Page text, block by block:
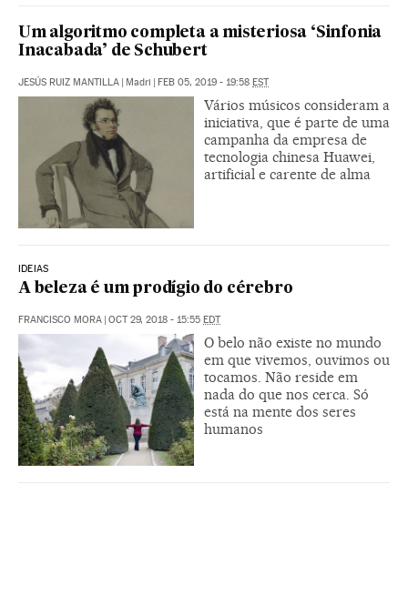
Um algoritmo completa a misteriosa ‘Sinfonia
Inacabada’ de Schubert
JESÚS RUIZ MANTILLA | Madri | FEB 05, 2019 - 19:58 EST
Vários músicos consideram a
iniciativa, que é parte de uma
campanha da empresa de
tecnologia chinesa Huawei,
artificial e carente de alma
IDEIAS
A beleza é um prodígio do cérebro
FRANCISCO MORA | OCT 29, 2018 - 15:55 EDT
O belo não existe no mundo
em que vivemos, ouvimos ou
tocamos. Não reside em
nada do que nos cerca. Só
está na mente dos seres
humanos